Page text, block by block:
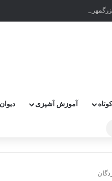
: زورمندترین و پر گزنده ترین
آموزش آشپزی